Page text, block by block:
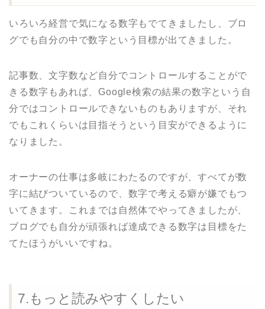
いろいろ経営で気になる数字もでてきましたし、ブロ
グでも自分の中で数字という目標が出てきました。
記事数、文字数など自分でコントロールすることがで
きる数字もあれば、Google検索の結果の数字という自
分ではコントロールできないものもありますが、それ
でもこれくらいは目指そうという目安ができるように
なりました。
オーナーの仕事は多岐にわたるのですが、すべてが数
字に結びついているので、数字で考える癖が嫌でもつ
いてきます。これまでは自然体でやってきましたが、
ブログでも自分が頑張れば達成できる数字は目標をた
てたほうがいいですね。
7.もっと読みやすくしたい